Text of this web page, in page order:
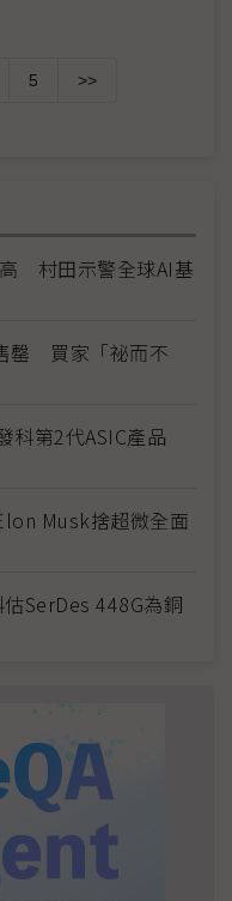
5 >>
村田示警全球AI基
罄 買家「祕而不
第2代ASIC產品
Musk捨超微全面
SerDes 448G為銅